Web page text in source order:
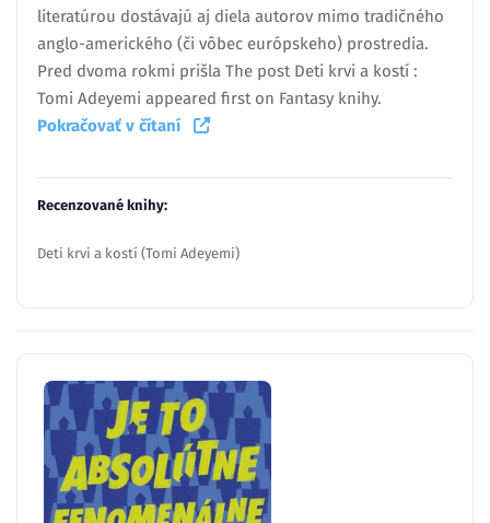
literatúrou dostávajú aj diela autorov mimo tradičného
anglo-amerického (či vôbec európskeho) prostredia.
Pred dvoma rokmi prišla The post Deti krvi a kostí :
Tomi Adeyemi appeared first on Fantasy knihy.
Pokračovať v čítaní
Recenzované knihy:
Deti krvi a kostí (Tomi Adeyemi)